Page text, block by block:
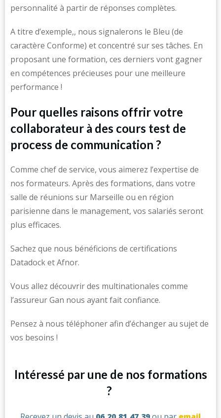
personnalité à partir de réponses complètes.
A titre d’exemple,, nous signalerons le Bleu (de
caractère Conforme) et concentré sur ses tâches. En
proposant une formation, ces derniers vont gagner
en compétences précieuses pour une meilleure
performance !
Pour quelles raisons offrir votre
collaborateur à des cours test de
process de communication ?
Comme chef de service, vous aimerez l’expertise de
nos formateurs. Après des formations, dans votre
salle de réunions sur Marseille ou en région
parisienne dans le management, vos salariés seront
plus efficaces.
Sachez que nous bénéficions de certifications
Datadock et Afnor.
Vous allez découvrir des multinationales comme
l’assureur Gan nous ayant fait confiance.
Pensez à nous téléphoner afin d’échanger au sujet de
vos besoins !
Intéressé par une de nos formations
?